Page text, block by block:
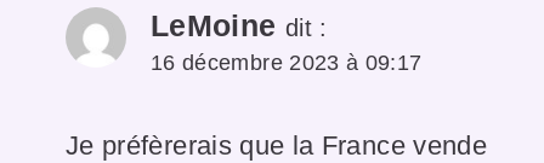
LeMoine dit :
16 décembre 2023 à 09:17
Je préfèrerais que la France vende